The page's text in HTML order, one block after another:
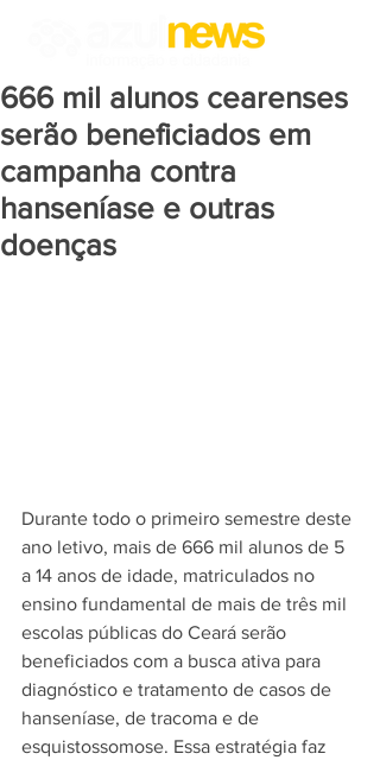
666 mil alunos cearenses
serão beneficiados em
campanha contra
hanseníase e outras
doenças
Durante todo o primeiro semestre deste
ano letivo, mais de 666 mil alunos de 5
a 14 anos de idade, matriculados no
ensino fundamental de mais de três mil
escolas públicas do Ceará serão
beneficiados com a busca ativa para
diagnóstico e tratamento de casos de
hanseníase, de tracoma e de
esquistossomose. Essa estratégia faz